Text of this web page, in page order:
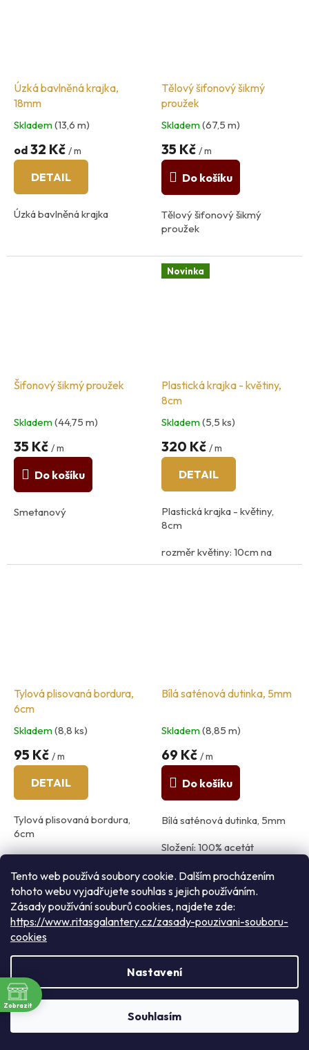
Tento web používá soubory cookie. Dalším procházením
tohoto webu vyjadřujete souhlas s jejich používáním.
Zásady používání souburů cookies, najdete zde:
https://www.ritasgalantery.cz/zasady-pouzivani-souboru-
cookies
Nastavení
Souhlasím
Rádi Vás přivítáme v našem pražském obchodě: nacházíme se
mezi zastávkami metra Flora a náměstí Jiřího z Poděbrad v
Úzká bavlněná krajka,
18mm
Skladem(13,6 m)
od 32 Kč / m
DETAIL
Úzká bavlněná krajka
Tělový šifonový šikmý
proužek
Skladem(67,5 m)
35 Kč / m
Do košíku
Tělový šifonový šikmý
proužek
Šifonový šikmý proužek
Skladem(44,75 m)
35 Kč / m
Do košíku
Smetanový
Novinka
Plastická krajka - květiny,
8cm
Skladem(5,5 ks)
320 Kč / m
DETAIL
Plastická krajka - květiny,
8cm
rozměr květiny: 10cm na
délku, 8cm na šířku
Tylová plisovaná bordura,
6cm
Skladem(8,8 ks)
95 Kč / m
DETAIL
Tylová plisovaná bordura,
6cm
země původu: Španělsko
Bílá saténová dutinka, 5mm
Skladem(8,85 m)
69 Kč / m
Do košíku
Bílá saténová dutinka, 5mm
Složení: 100% acetát
Barva: bílá
Skrytý zip v lomené bílé
barvě 22cm, 35cm, 50cm,
60cm
Úzká bílá bavlněná krajka,
8mm
Zobrazit